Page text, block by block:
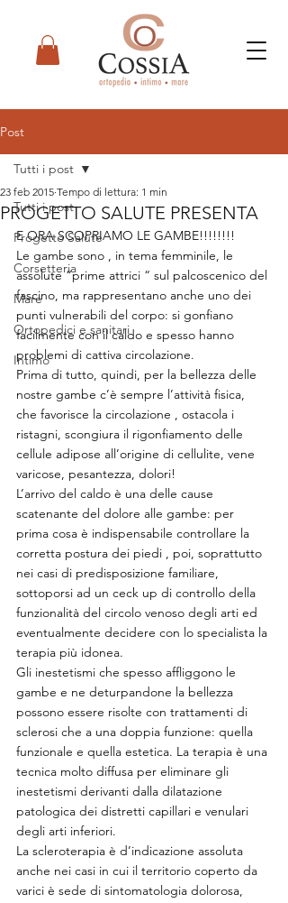
Post
Tutti i post
Progetto Salute
Corsetteria
Mare
Ortopedici e sanitari
Intimo
Tutti i post
PROGETTO SALUTE PRESENTA
23 feb 2015 Tempo di lettura: 1 min
E ORA SCOPRIAMO LE GAMBE!!!!!!!!
Le gambe sono , in tema femminile, le
assolute “prime attrici “ sul palcoscenico del
fascino, ma rappresentano anche uno dei
punti vulnerabili del corpo: si gonfiano
facilmente con il caldo e spesso hanno
problemi di cattiva circolazione.
Prima di tutto, quindi, per la bellezza delle
nostre gambe c’è sempre l’attività fisica,
che favorisce la circolazione , ostacola i
ristagni, scongiura il rigonfiamento delle
cellule adipose all’origine di cellulite, vene
varicose, pesantezza, dolori!
L’arrivo del caldo è una delle cause
scatenante del dolore alle gambe: per
prima cosa è indispensabile controllare la
corretta postura dei piedi , poi, soprattutto
nei casi di predisposizione familiare,
sottoporsi ad un ceck up di controllo della
funzionalità del circolo venoso degli arti ed
eventualmente decidere con lo specialista la
terapia più idonea.
Gli inestetismi che spesso affliggono le
gambe e ne deturpandone la bellezza
possono essere risolte con trattamenti di
sclerosi che a una doppia funzione: quella
funzionale e quella estetica. La terapia è una
tecnica molto diffusa per eliminare gli
inestetismi derivanti dalla dilatazione
patologica dei distretti capillari e venulari
degli arti inferiori.
La scleroterapia è d’indicazione assoluta
anche nei casi in cui il territorio coperto da
varici è sede di sintomatologia dolorosa,